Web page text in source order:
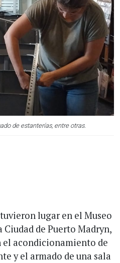
de estanterías, entre otras.
lugar en el Museo
Ciudad de Puerto Madryn,
el acondicionamiento de
y el armado de una sala